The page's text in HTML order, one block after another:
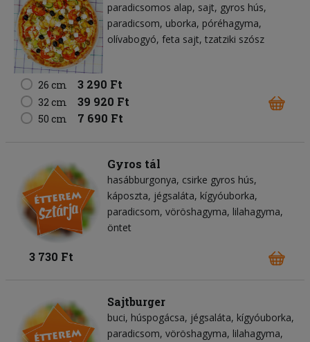
paradicsomos alap sajt gyros hús
paradicsom uborka póréhagyma
olívabogyó feta sajt tzatziki szósz
26 cm 3 290 Ft
32 cm 39 920 Ft
50 cm 7 690 Ft
Gyros tál
hasábburgonya csirke gyros hús
káposzta jégsaláta kígyóuborka
paradicsom vöröshagyma lilahagyma
öntet
3 730 Ft
Sajtburger
buci húspogácsa jégsaláta kígyóuborka
paradicsom vöröshagyma lilahagyma